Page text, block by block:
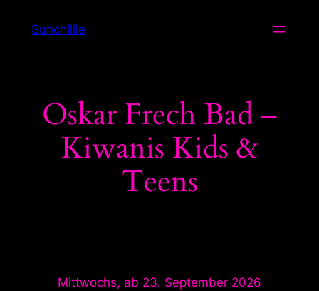
InhaltSunchillie
Oskar Frech Bad –
Kiwanis Kids &
Teens
Mittwochs, ab 23. September 2026